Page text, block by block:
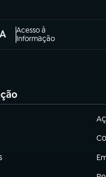
Acesso à
Informação